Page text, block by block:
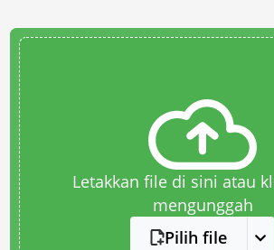
Letakkan file di sini atau
mengunggah
Pilih file